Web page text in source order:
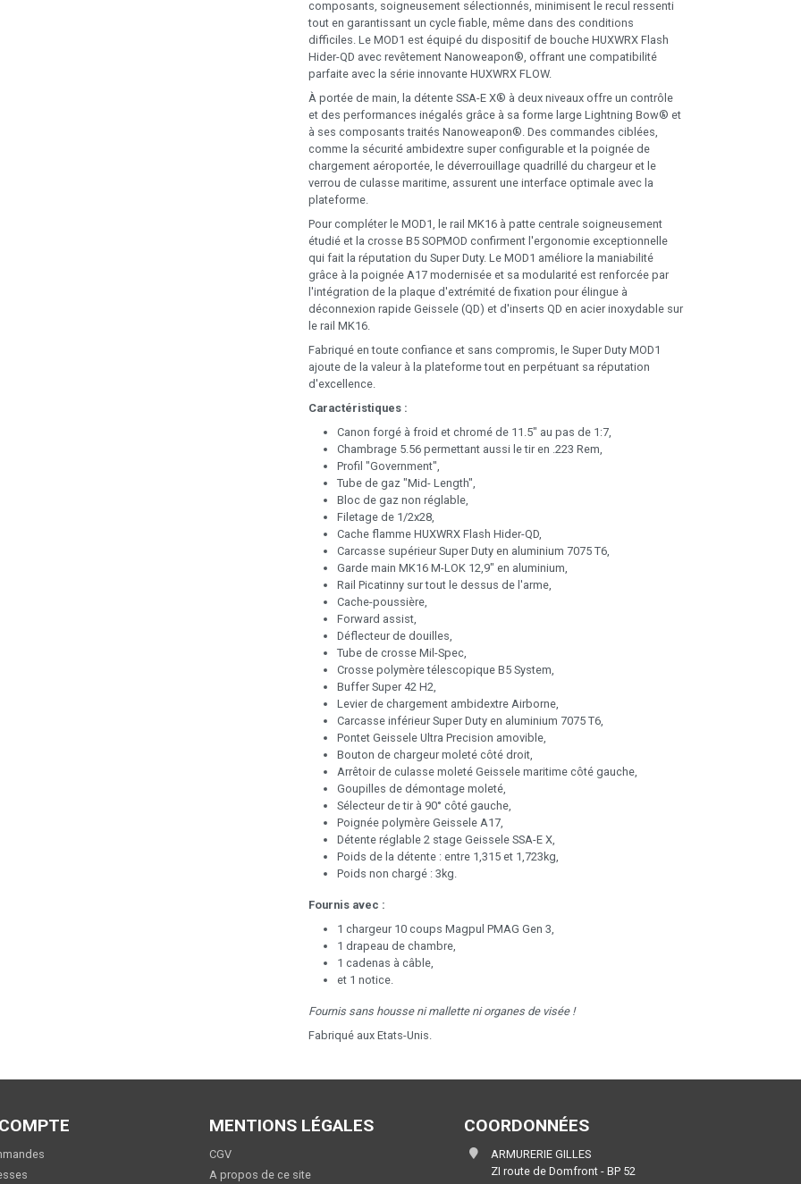
composants, soigneusement sélectionnés, minimisent le recul ressenti
tout en garantissant un cycle fiable, même dans des conditions
difficiles. Le MOD1 est équipé du dispositif de bouche HUXWRX Flash
Hider-QD avec revêtement Nanoweapon®, offrant une compatibilité
parfaite avec la série innovante HUXWRX FLOW.
À portée de main, la détente SSA-E X® à deux niveaux offre un contrôle
et des performances inégalés grâce à sa forme large Lightning Bow® et
à ses composants traités Nanoweapon®. Des commandes ciblées,
comme la sécurité ambidextre super configurable et la poignée de
chargement aéroportée, le déverrouillage quadrillé du chargeur et le
verrou de culasse maritime, assurent une interface optimale avec la
plateforme.
Pour compléter le MOD1, le rail MK16 à patte centrale soigneusement
étudié et la crosse B5 SOPMOD confirment l'ergonomie exceptionnelle
qui fait la réputation du Super Duty. Le MOD1 améliore la maniabilité
grâce à la poignée A17 modernisée et sa modularité est renforcée par
l'intégration de la plaque d'extrémité de fixation pour élingue à
déconnexion rapide Geissele (QD) et d'inserts QD en acier inoxydable sur
le rail MK16.
Fabriqué en toute confiance et sans compromis, le Super Duty MOD1
ajoute de la valeur à la plateforme tout en perpétuant sa réputation
d'excellence.
Caractéristiques :
Canon forgé à froid et chromé de 11.5" au pas de 1:7,
Chambrage 5.56 permettant aussi le tir en .223 Rem,
Profil "Government",
Tube de gaz "Mid- Length",
Bloc de gaz non réglable,
Filetage de 1/2x28,
Cache flamme HUXWRX Flash Hider-QD,
Carcasse supérieur Super Duty en aluminium 7075 T6,
Garde main MK16 M-LOK 12,9" en aluminium,
Rail Picatinny sur tout le dessus de l'arme,
Cache-poussière,
Forward assist,
Déflecteur de douilles,
Tube de crosse Mil-Spec,
Crosse polymère télescopique B5 System,
Buffer Super 42 H2,
Levier de chargement ambidextre Airborne,
Carcasse inférieur Super Duty en aluminium 7075 T6,
Pontet Geissele Ultra Precision amovible,
Bouton de chargeur moleté côté droit,
Arrêtoir de culasse moleté Geissele maritime côté gauche,
Goupilles de démontage moleté,
Sélecteur de tir à 90° côté gauche,
Poignée polymère Geissele A17,
Détente réglable 2 stage Geissele SSA-E X,
Poids de la détente : entre 1,315 et 1,723kg,
Poids non chargé : 3kg.
Fournis avec :
1 chargeur 10 coups Magpul PMAG Gen 3,
1 drapeau de chambre,
1 cadenas à câble,
et 1 notice.
Fournis sans housse ni malletteni organes de visée !
Fabriqué aux Etats-Unis.
MENTIONS LÉGALES
CGV
A propos de ce site
COORDONNÉES
ARMURERIE GILLES
ZI route de Domfront - BP 52